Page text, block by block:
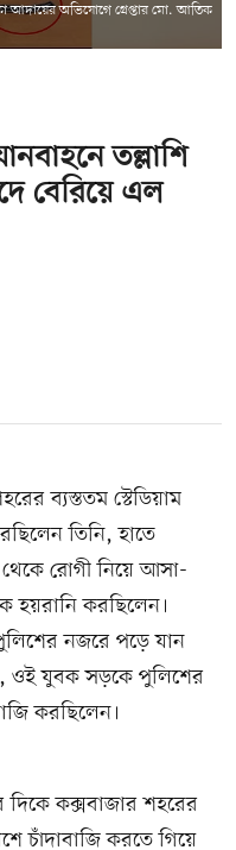
আদায়ের অভিযোগে গ্রেপ্তার মো. আতিক
তল্লাশি
বেরিয়ে এল
ব্যস্ততম স্টেডিয়াম
তিনি, হাতে
থেকে রোগী নিয়ে আসা-
হয়রানি করছিলেন।
নজরে পড়ে যান
ওই যুবক সড়কে পুলিশের
করছিলেন।
কক্সবাজার শহরের
চাঁদাবাজি করতে গিয়ে